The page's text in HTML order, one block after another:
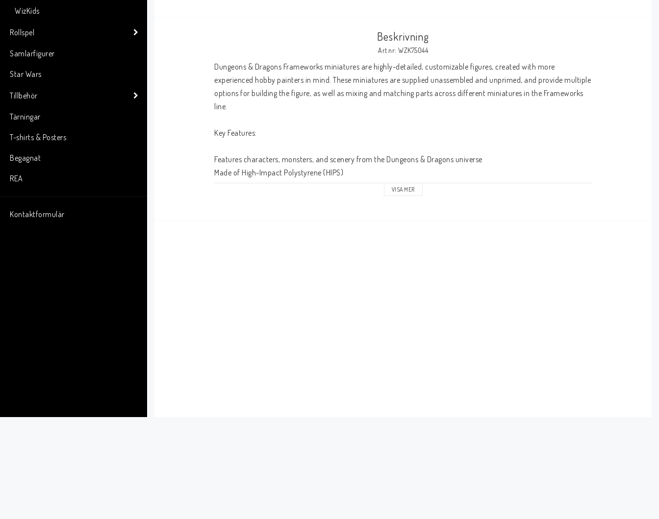
WizKids
Rollspel
Samlarfigurer
Star Wars
Tillbehör
Tärningar
T-shirts & Posters
Begagnat
REA
Kontaktformulär
Beskrivning
Art.nr: WZK75044
Dungeons & Dragons Frameworks miniatures are highly-detailed, customizable figures, created with more
experienced hobby painters in mind. These miniatures are supplied unassembled and unprimed, and provide multiple
options for building the figure, as well as mixing and matching parts across different miniatures in the Frameworks
line.
Key Features:
Features characters, monsters, and scenery from the Dungeons & Dragons universe
Made of High-Impact Polystyrene (HIPS)
Assembly required.
VISA MER